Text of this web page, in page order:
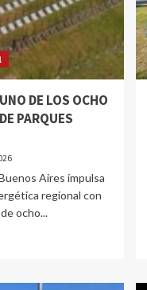
DE LOS OCHO
PARQUES
Aires impulsa
regional con
ocho...